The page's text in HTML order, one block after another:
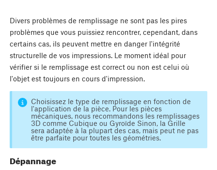
Divers problèmes de remplissage ne sont pas les pires
problèmes que vous puissiez rencontrer, cependant, dans
certains cas, ils peuvent mettre en danger l'intégrité
structurelle de vos impressions. Le moment idéal pour
vérifier si le remplissage est correct ou non est celui où
l'objet est toujours en cours d'impression.
Choisissez le type de remplissage en fonction de
l'application de la pièce. Pour les pièces
mécaniques, nous recommandons les remplissages
3D comme Cubique ou Gyroïde Sinon, la Grille
sera adaptée à la plupart des cas, mais peut ne pas
être parfaite pour toutes les géométries.
Dépannage